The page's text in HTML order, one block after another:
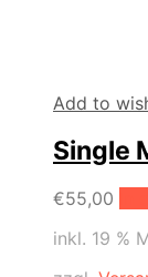
Add to
Single
€55,00
inkl. 19 %